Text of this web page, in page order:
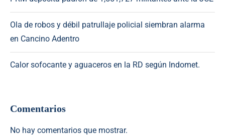
Ola de robos y débil patrullaje policial siembran alarma
en Cancino Adentro
Calor sofocante y aguaceros en la RD según Indomet.
Comentarios
No hay comentarios que mostrar.